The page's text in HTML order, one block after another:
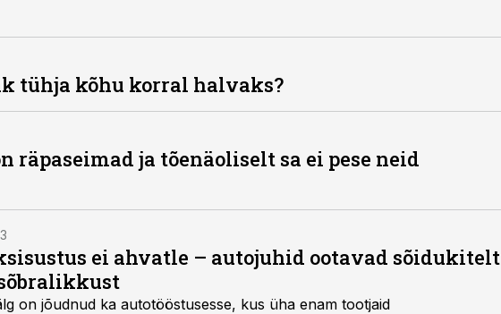
tühja kõhu korral halvaks?
räpaseimad ja tõenäoliselt sa ei pese neid
ei ahvatle – autojuhid ootavad sõidukitelt
on jõudnud ka autotööstusesse, kus üha enam tootjaid